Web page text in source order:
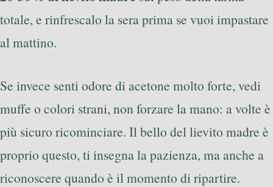
totale, e rinfrescalo la sera prima se vuoi impastare
al mattino.
Se invece senti odore di acetone molto forte, vedi
muffe o colori strani, non forzare la mano: a volte è
più sicuro ricominciare. Il bello del lievito madre è
proprio questo, ti insegna la pazienza, ma anche a
riconoscere quando è il momento di ripartire.